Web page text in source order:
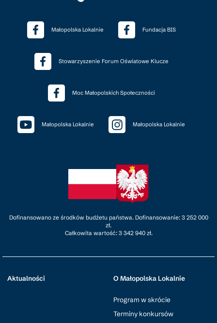
Małopolska Lokalnie Fundacja BIS
Stowarzyszenie Forum Oświatowe Klucze
Moc Małopolskich Społeczności
Małopolska Lokalnie Małopolska Lokalnie
Dofinansowano ze środków budżetu państwa. Dofinansowanie: 3 252 000
zł.
Całkowita wartość: 3 342 940 zł.
Aktualności O Małopolska Lokalnie
Program w skrócie
Terminy konkursów